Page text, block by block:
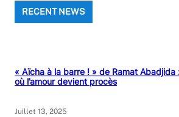
RECENT NEWS
« Aïcha à la barre ! » de Ramat Abadjida
où l’amour devient procès
Juillet 13, 2025